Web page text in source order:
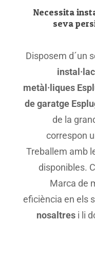
Necessita
seva
Disposem d´un
metàl·liques
de garatge
de la
correspon
Treballem amb
disponibles.
Marca de
eficiència en els
nosaltres i li